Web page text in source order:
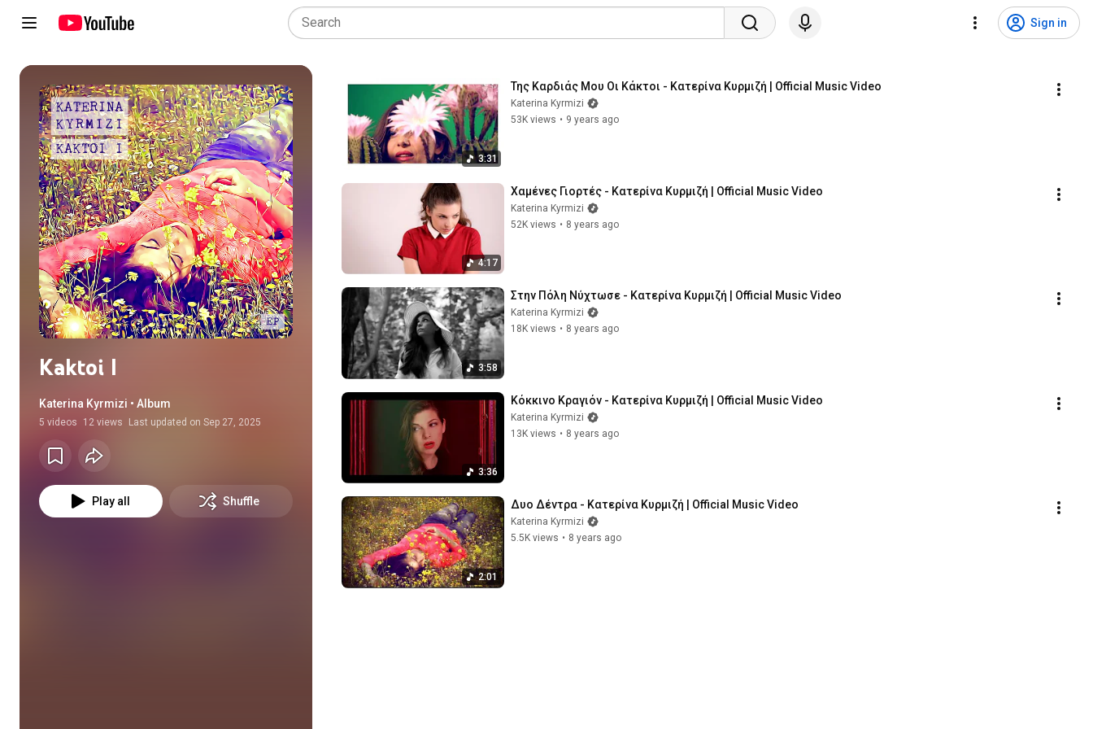
Sign in
Kaktoi I
Katerina Kyrmizi • Album
5 videos 12 views Last updated on Sep 27, 2025
Play all Shuffle
3:31
Της Καρδιάς Μου Οι Κάκτοι - Κατερίνα Κυρμιζή | Official Music Video
Katerina Kyrmizi
53K views • 9 years ago
4:17
Χαμένες Γιορτές - Κατερίνα Κυρμιζή | Official Music Video
Katerina Kyrmizi
52K views • 8 years ago
3:58
Στην Πόλη Νύχτωσε - Κατερίνα Κυρμιζή | Official Music Video
Katerina Kyrmizi
18K views • 8 years ago
3:36
Κόκκινο Κραγιόν - Κατερίνα Κυρμιζή | Official Music Video
Katerina Kyrmizi
13K views • 8 years ago
2:01
Δυο Δέντρα - Κατερίνα Κυρμιζή | Official Music Video
Katerina Kyrmizi
5.5K views • 8 years ago